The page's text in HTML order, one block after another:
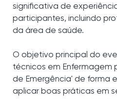
significativa de
participantes, incluindo
da área de saúde.
O objetivo principal do
técnicos em Enfermagem
de Emergência' de forma
aplicar boas práticas em